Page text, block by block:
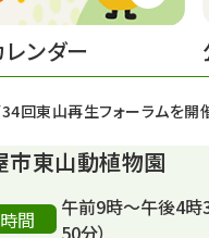
回東山再生フォーラムを開
ンダー
市東山動植物園
間
午前9時～午後4時
50分）